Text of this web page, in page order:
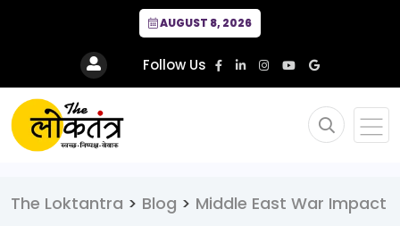
AUGUST 8, 2026
Follow Us
The Loktantra > Blog > Middle East War Impact